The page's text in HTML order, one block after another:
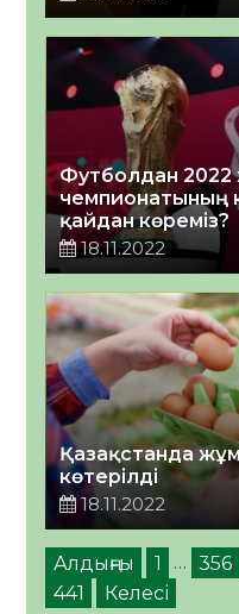
Футболдан 2022
чемпионатының
қайдан көреміз?
18.11.2022
Қазақстанда
көтерілді
18.11.2022
Алдыңғы 1 … 356
441
Келесі